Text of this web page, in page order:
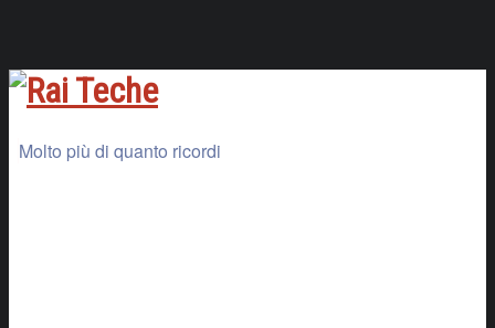
Molto più di quanto ricordi